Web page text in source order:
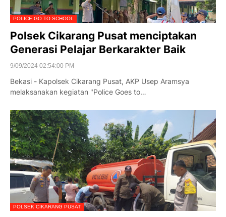
POLICE GO TO SCHOOL
Polsek Cikarang Pusat menciptakan
Generasi Pelajar Berkarakter Baik
9/09/2024 02:54:00 PM
Bekasi - Kapolsek Cikarang Pusat, AKP Usep Aramsya
melaksanakan kegiatan "Police Goes to…
POLSEK CIKARANG PUSAT